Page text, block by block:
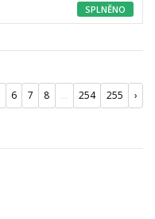
SPLNĚNO
6 7 8 ... 254 255 ›